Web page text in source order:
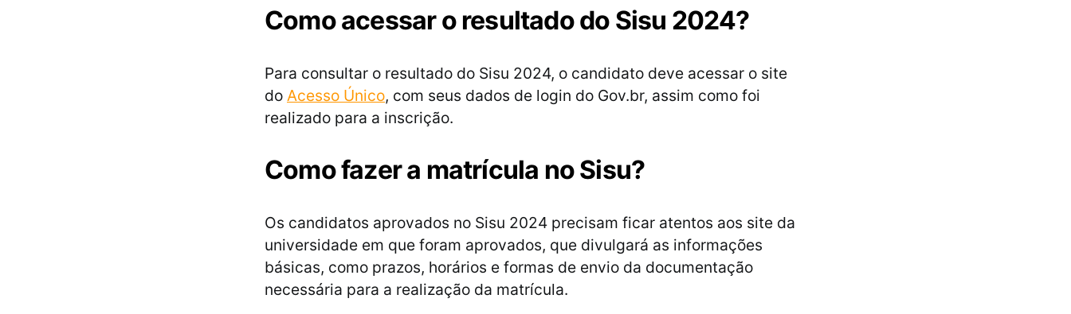
Como acessar o resultado do Sisu 2024?
Para consultar o resultado do Sisu 2024, o candidato deve acessar o site
do Acesso Único, com seus dados de login do Gov.br, assim como foi
realizado para a inscrição.
Como fazer a matrícula no Sisu?
Os candidatos aprovados no Sisu 2024 precisam ficar atentos aos site da
universidade em que foram aprovados, que divulgará as informações
básicas, como prazos, horários e formas de envio da documentação
necessária para a realização da matrícula.